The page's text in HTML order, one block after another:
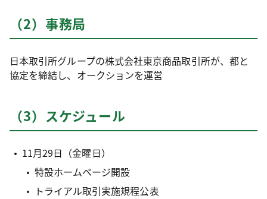
（2）事務局
日本取引所グループの株式会社東京商品取引所が、都と
協定を締結し、オークションを運営
（3）スケジュール
11月29日（金曜日）
特設ホームページ開設
トライアル取引実施規程公表